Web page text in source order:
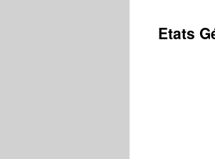
Etats